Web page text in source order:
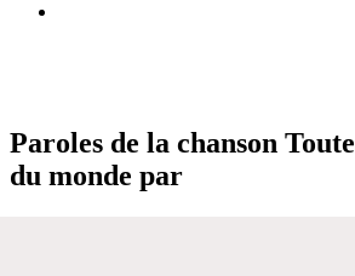
Paroles de la chanson
du monde par